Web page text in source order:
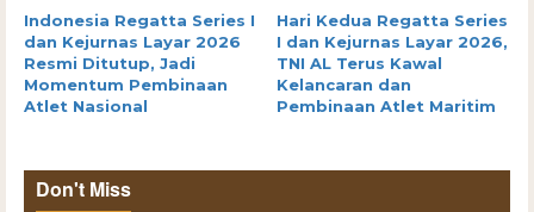
Indonesia Regatta Series I
dan Kejurnas Layar 2026
Resmi Ditutup, Jadi
Momentum Pembinaan
Atlet Nasional
Hari Kedua Regatta Series
I dan Kejurnas Layar 2026,
TNI AL Terus Kawal
Kelancaran dan
Pembinaan Atlet Maritim
Don't Miss